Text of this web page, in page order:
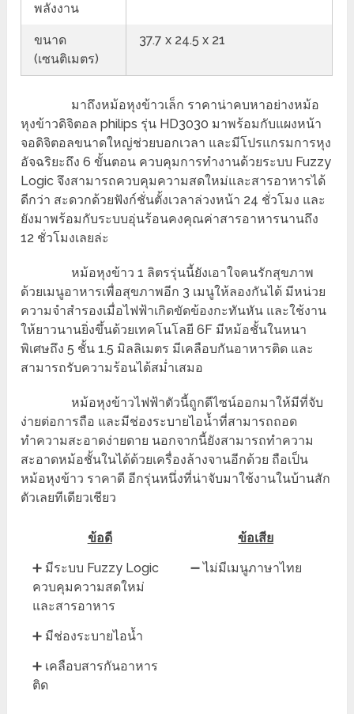
พลังงาน
ขนาด
(เซนติเมตร)
37.7 x 24.5 x 21
มาถึงหม้อหุงข้าวเล็ก ราคาน่าคบหาอย่างหม้อ
หุงข้าวดิจิตอล philips รุ่น HD3030 มาพร้อมกับแผงหน้า
จอดิจิตอลขนาดใหญ่ช่วยบอกเวลา และมีโปรแกรมการหุง
อัจฉริยะถึง 6 ขั้นตอน ควบคุมการทำงานด้วยระบบ Fuzzy
Logic จึงสามารถควบคุมความสดใหม่และสารอาหารได้
ดีกว่า สะดวกด้วยฟังก์ชั่นตั้งเวลาล่วงหน้า 24 ชั่วโมง และ
ยังมาพร้อมกับระบบอุ่นร้อนคงคุณค่าสารอาหารนานถึง
12 ชั่วโมงเลยล่ะ
หม้อหุงข้าว 1 ลิตรรุ่นนี้ยังเอาใจคนรักสุขภาพ
ด้วยเมนูอาหารเพื่อสุขภาพอีก 3 เมนูให้ลองกันได้ มีหน่วย
ความจำสำรองเมื่อไฟฟ้าเกิดขัดข้องกะทันหัน และใช้งาน
ให้ยาวนานยิ่งขึ้นด้วยเทคโนโลยี 6F มีหม้อชั้นในหนา
พิเศษถึง 5 ชั้น 1.5 มิลลิเมตร มีเคลือบกันอาหารติด และ
สามารถรับความร้อนได้สม่ำเสมอ
หม้อหุงข้าวไฟฟ้าตัวนี้ถูกดีไซน์ออกมาให้มีที่จับ
ง่ายต่อการถือ และมีช่องระบายไอน้ำที่สามารถถอด
ทำความสะอาดง่ายดาย นอกจากนี้ยังสามารถทำความ
สะอาดหม้อชั้นในได้ด้วยเครื่องล้างจานอีกด้วย ถือเป็น
หม้อหุงข้าว ราคาดี อีกรุ่นหนึ่งที่น่าจับมาใช้งานในบ้านสัก
ตัวเลยทีเดียวเชียว
ข้อดี
ข้อเสีย
➕ มีระบบ Fuzzy Logic
ควบคุมความสดใหม่
และสารอาหาร
➖ ไม่มีเมนูภาษาไทย
➕ มีช่องระบายไอน้ำ
➕ เคลือบสารกันอาหาร
ติด